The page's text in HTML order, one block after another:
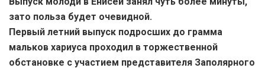
зато польза будет очевидной.
Первый летний выпуск подросших до грамма
мальков хариуса проходил в торжественной
обстановке с участием представителя Заполярного